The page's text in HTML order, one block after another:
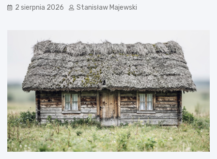
2 sierpnia 2026 Stanisław Majewski